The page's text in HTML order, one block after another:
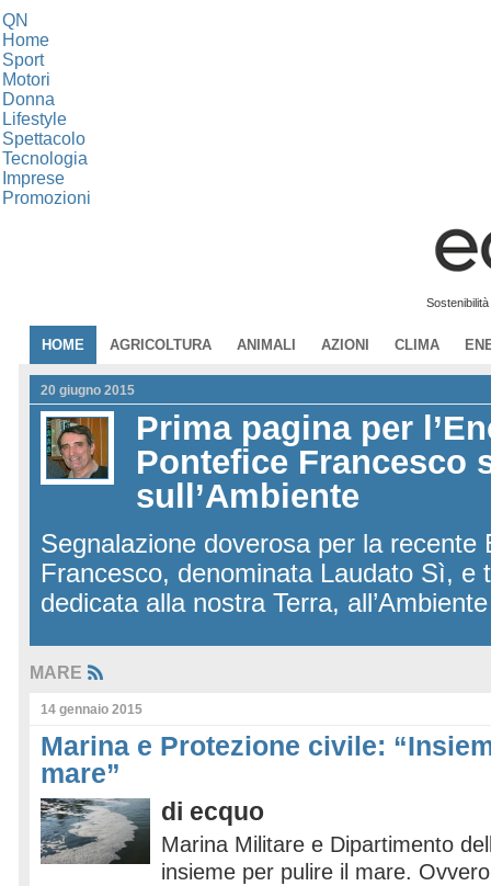
QN
Home
Sport
Motori
Donna
Lifestyle
Spettacolo
Tecnologia
Imprese
Promozioni
HOME AGRICOLTURA ANIMALI AZIONI CLIMA
20 giugno 2015
Prima pagina per
Pontefice Francesco
sull’Ambiente
Segnalazione doverosa per la recente
Francesco, denominata Laudato Sì, e
dedicata alla nostra Terra,
MARE
14 gennaio 2015
Marina e Protezione civile:
mare”
di ecquo
Marina Militare e Dipartimento
insieme per pulire il mare.